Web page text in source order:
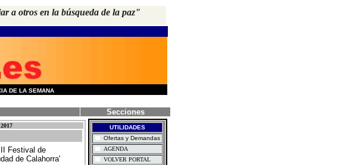
a otros en la búsqueda de la paz"
DE LA SEMANA
Secciones